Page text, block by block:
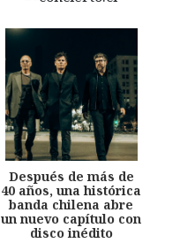
Después de más de
40 años, una histórica
banda chilena abre
un nuevo capítulo con
disco inédito